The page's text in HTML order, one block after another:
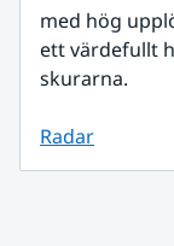
med hög
ett värdefullt
skurarna.
Radar